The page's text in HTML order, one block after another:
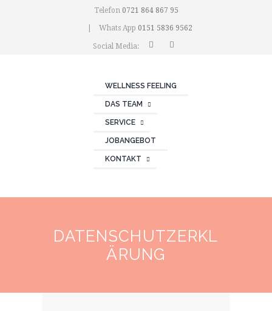
Telefon 0721 864 867 95
Whats App 0151 5836 9562
Social Media:
WELLNESS FEELING
DAS TEAM
SERVICE
JOBANGEBOT
KONTAKT
DATENSCHUTZERKL
ÄRUNG